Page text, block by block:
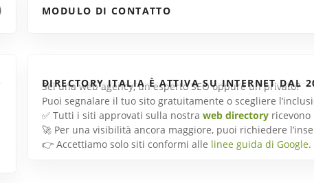
MODULO DI CONTATTO
DIRECTORY ITALIA È ATTIVA SU INTERNET DAL
Sei una web agency, un esperto SEO oppure un privato?
Puoi segnalare il tuo sito gratuitamente o scegliere
✅ Tutti i siti approvati sulla nostra web directoryricevono
🚀 Per una visibilità ancora maggiore, puoi richiedere
👉 Accettiamo solo siti conformi alle linee guida di Google.